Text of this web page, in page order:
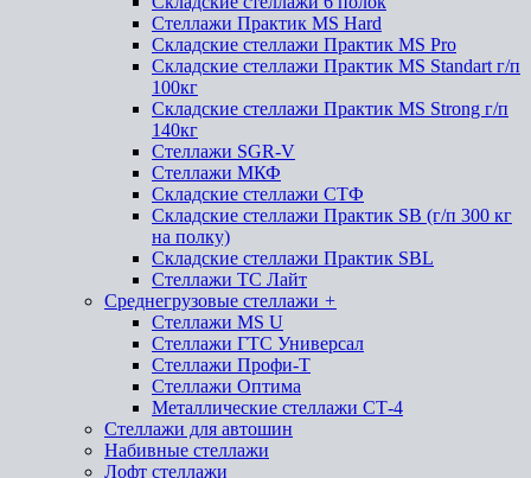
Стеллажи Практик MS Hard
Складские стеллажи Практик MS Pro
Складские стеллажи Практик MS Standart г/п
100кг
Складские стеллажи Практик MS Strong г/п
140кг
Стеллажи SGR-V
Стеллажи МКФ
Складские стеллажи СТФ
Складские стеллажи Практик SB (г/п 300 кг
на полку)
Складские стеллажи Практик SBL
Стеллажи ТС Лайт
Среднегрузовые стеллажи +
Стеллажи MS U
Стеллажи ГТС Универсал
Стеллажи Профи-Т
Стеллажи Оптима
Металлические стеллажи СТ-4
Стеллажи для автошин
Набивные стеллажи
Лофт стеллажи